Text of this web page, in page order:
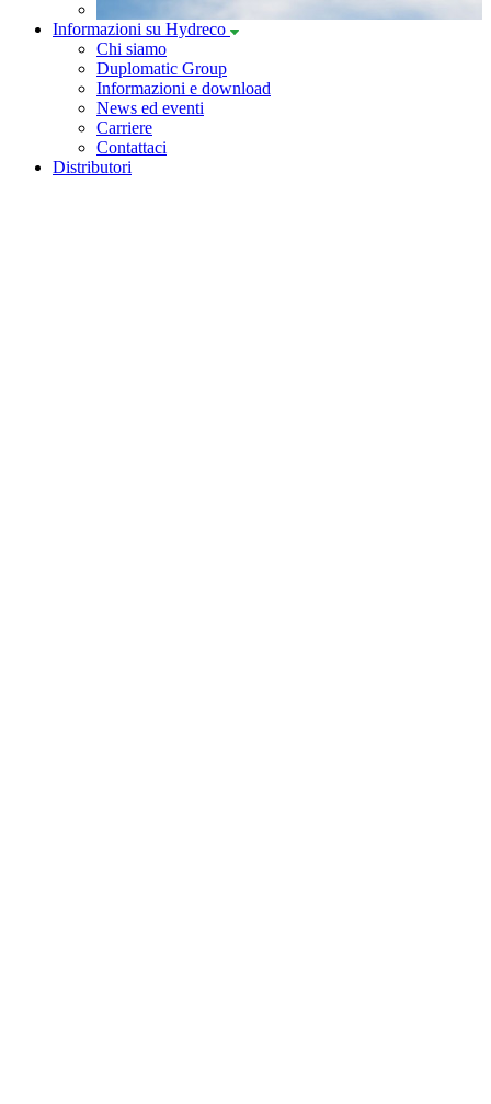
Informazioni su Hydreco
Chi siamo
Duplomatic Group
Informazioni e download
News ed eventi
Carriere
Contattaci
Distributori